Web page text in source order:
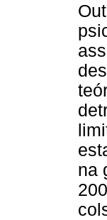
na